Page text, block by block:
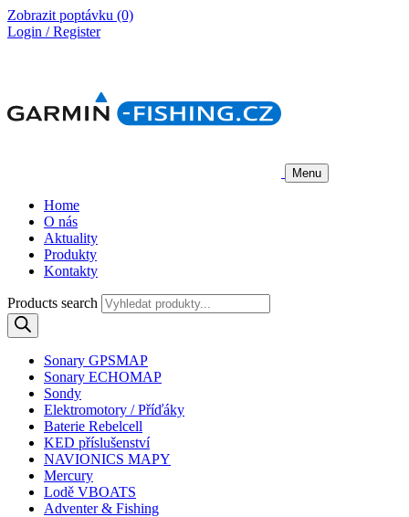
Zobrazit poptávku (0)
Login / Register
Menu
Home
O nás
Aktuality
Produkty
Kontakty
Products search
Sonary GPSMAP
Sonary ECHOMAP
Sondy
Elektromotory / Příďáky
Baterie Rebelcell
KED příslušenství
NAVIONICS MAPY
Mercury
Lodě VBOATS
Adventer & Fishing